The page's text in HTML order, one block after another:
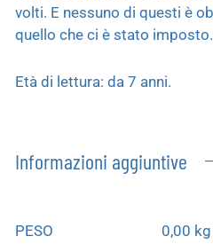
volti. E nessuno di questi è
quello che ci è stato imposto.
Età di lettura: da 7 anni.
Informazioni aggiuntive
PESO 0,00 kg